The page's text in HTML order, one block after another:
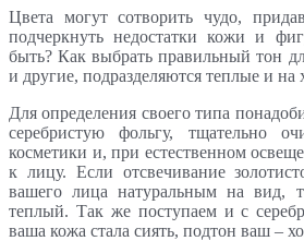
Цвета могут сотворить чудо,
подчеркнуть недостатки кожи и
быть? Как выбрать правильный тон
и другие, подразделяются теплые и на
Для определения своего типа
серебристую фольгу, тщательно
косметики и, при естественном
к лицу. Если отсвечивание
вашего лица натуральным на вид,
теплый. Так же поступаем и с
ваша кожа стала сиять, подтон ваш –